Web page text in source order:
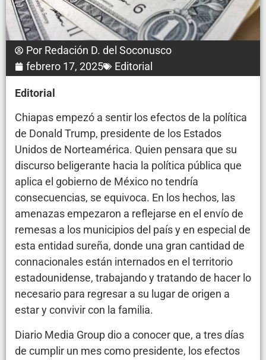
Por Redación D. del Soconusco
febrero 17, 2025
Editorial
Editorial
Chiapas empezó a sentir los efectos de la política
de Donald Trump, presidente de los Estados
Unidos de Norteamérica. Quien pensara que su
discurso beligerante hacia la política pública que
aplica el gobierno de México no tendría
consecuencias, se equivoca. En los hechos, las
amenazas empezaron a reflejarse en el envío de
remesas a los municipios del país y en especial de
esta entidad sureña, donde una gran cantidad de
connacionales están internados en el territorio
estadounidense, trabajando y tratando de hacer lo
necesario para regresar a su lugar de origen a
estar y convivir con la familia.
Diario Media Group dio a conocer que, a tres días
de cumplir un mes como presidente, los efectos